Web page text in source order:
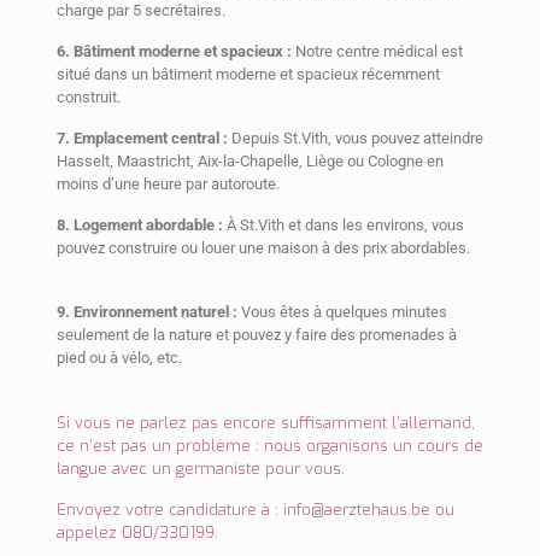
charge par 5 secrétaires.
6. Bâtiment moderne et spacieux : Notre centre médical est
situé dans un bâtiment moderne et spacieux récemment
construit.
7. Emplacement central : Depuis St.Vith, vous pouvez atteindre
Hasselt, Maastricht, Aix-la-Chapelle, Liège ou Cologne en
moins d’une heure par autoroute.
8. Logement abordable : À St.Vith et dans les environs, vous
pouvez construire ou louer une maison à des prix abordables.
9. Environnement naturel : Vous êtes à quelques minutes
seulement de la nature et pouvez y faire des promenades à
pied ou à vélo, etc.
Si vous ne parlez pas encore suffisamment l’allemand,
ce n’est pas un problème : nous organisons un cours de
langue avec un germaniste pour vous.
Envoyez votre candidature à : info@aerztehaus.be ou
appelez 080/330199.